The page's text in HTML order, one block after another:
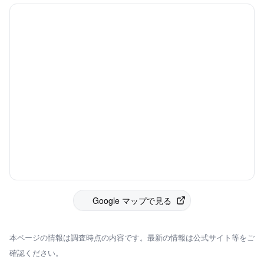
Google マップで見る
本ページの情報は調査時点の内容です。最新の情報は公式サイト等をご
確認ください。